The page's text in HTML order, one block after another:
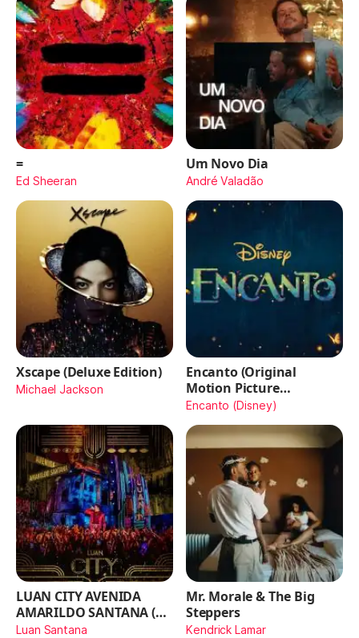
=
Ed Sheeran
Um Novo Dia
André Valadão
Xscape (Deluxe Edition)
Michael Jackson
Encanto (Original
Motion Picture
Soundtrack)
Encanto (Disney)
LUAN CITY AVENIDA
AMARILDO SANTANA (Ao
Vivo)
Luan Santana
Mr. Morale & The Big
Steppers
Kendrick Lamar